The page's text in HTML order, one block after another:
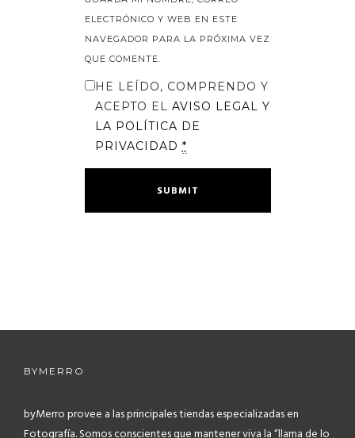
ELECTRÓNICO Y WEB EN ESTE
NAVEGADOR PARA LA PRÓXIMA VEZ
QUE COMENTE.
HE LEÍDO, COMPRENDO Y
ACEPTO EL AVISO LEGAL Y
LA POLÍTICA DE
PRIVACIDAD *
BYMERRO
byMerro provee a las principales tiendas especializadas en